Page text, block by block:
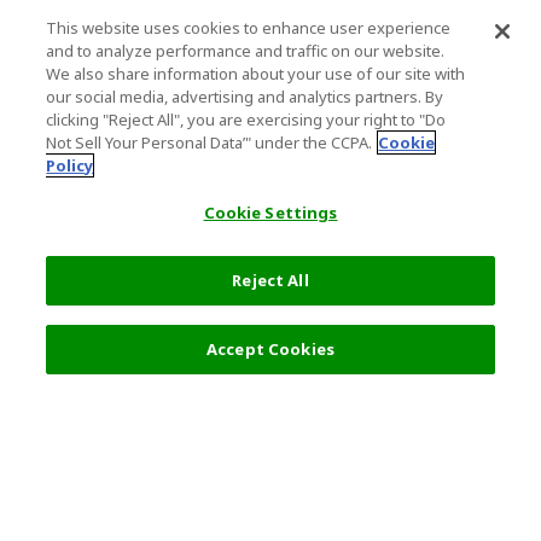
This website uses cookies to enhance user experience
and to analyze performance and traffic on our website.
We also share information about your use of our site with
our social media, advertising and analytics partners. By
clicking "Reject All", you are exercising your right to "Do
Not Sell Your Personal Data’" under the CCPA. Cookie
Policy
Cookie Settings
Reject All
Accept Cookies